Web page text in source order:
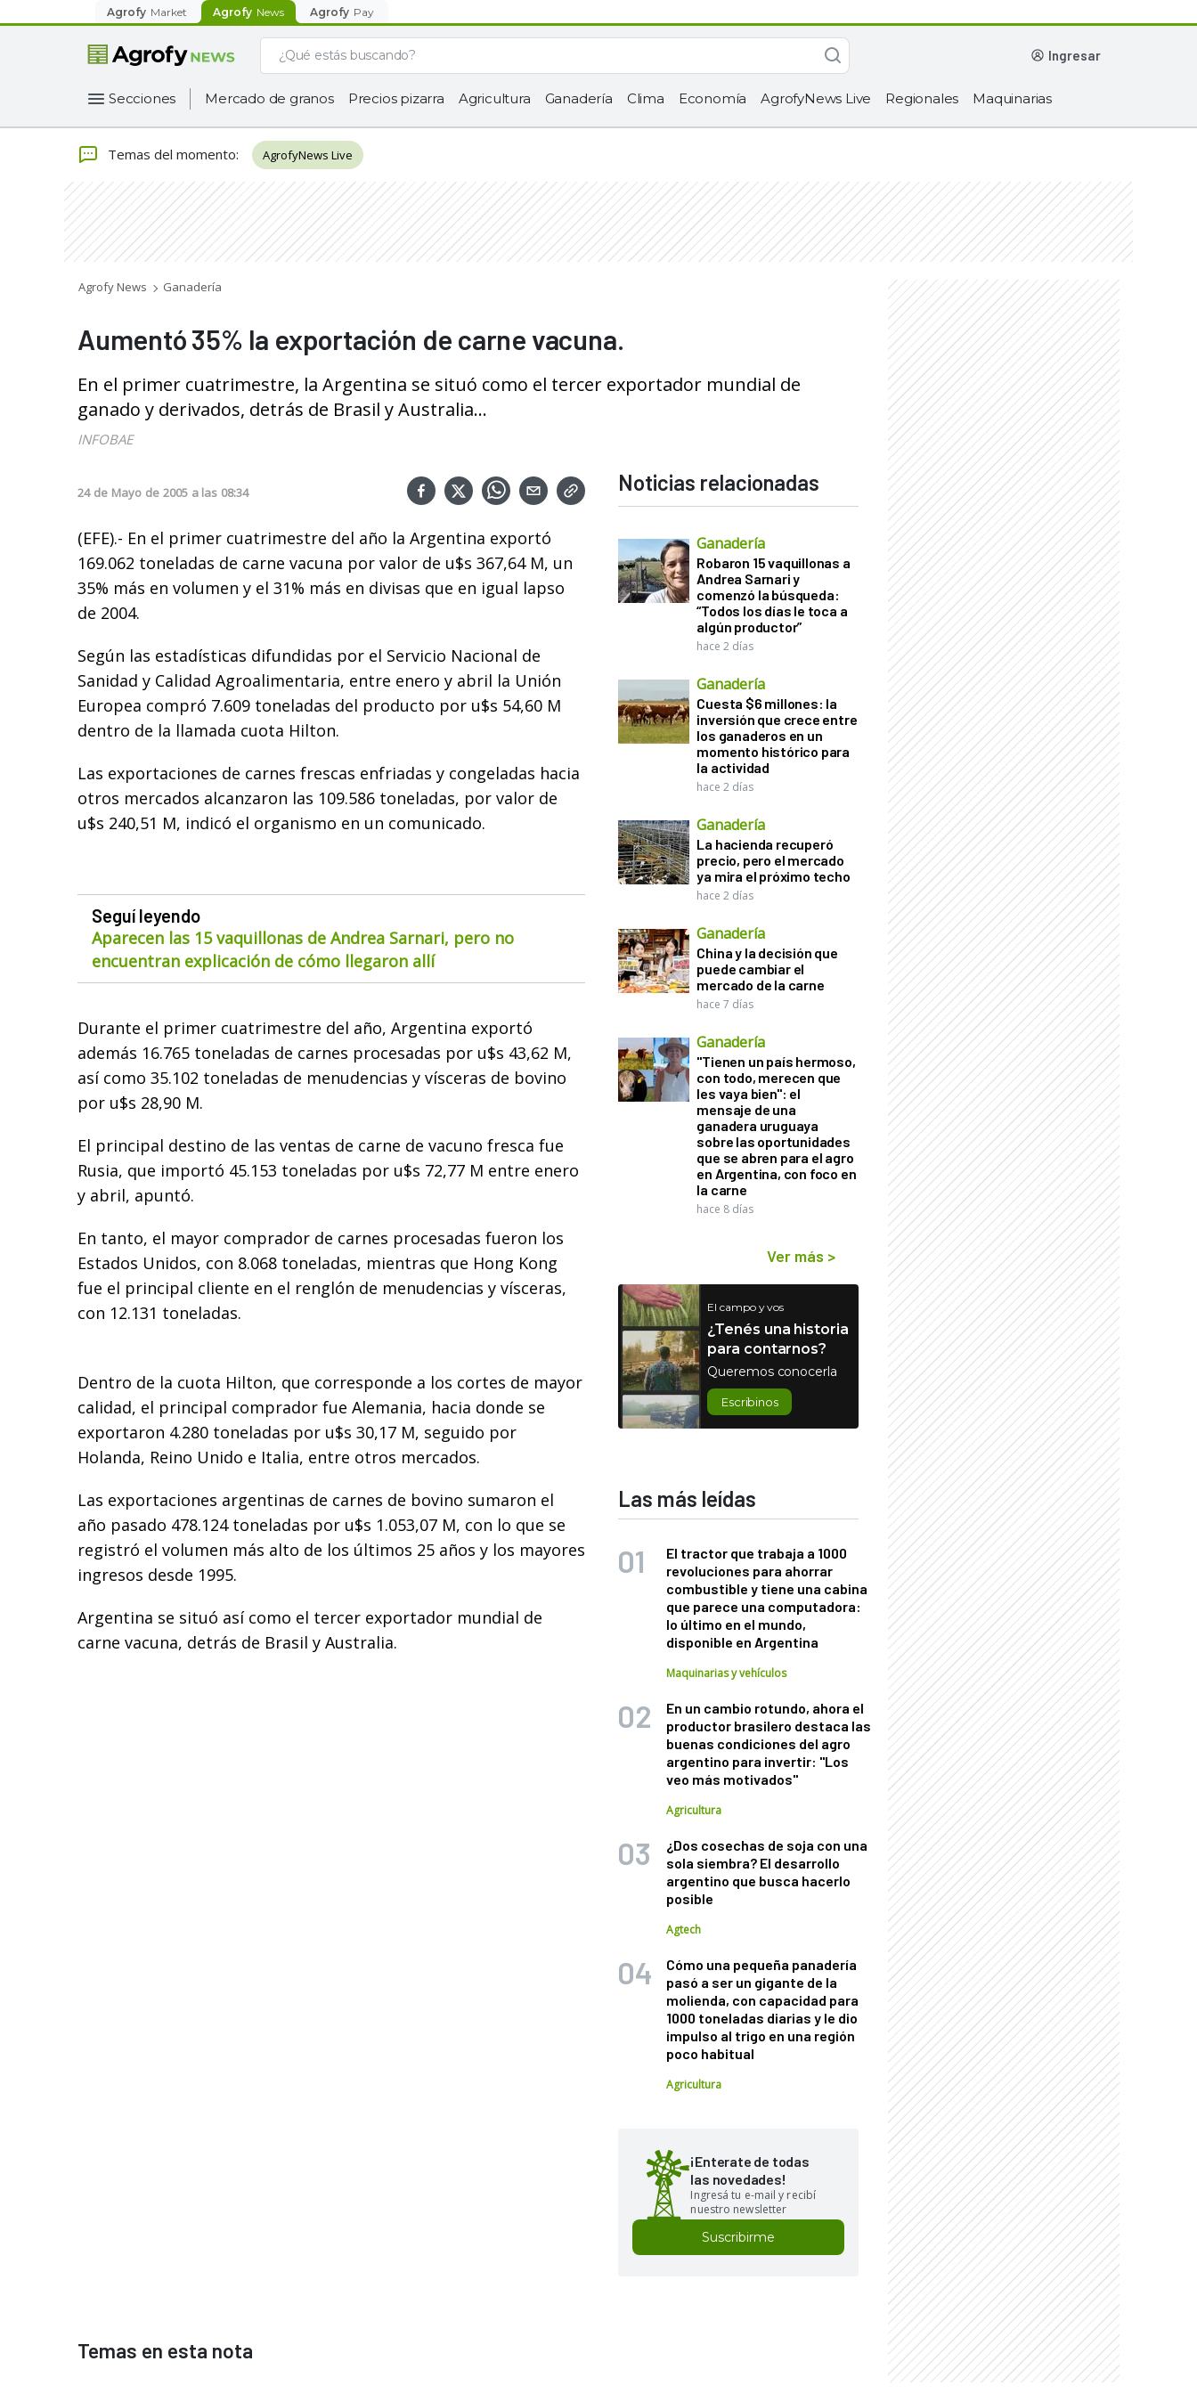
Agrofy Market Agrofy News Agrofy Pay
ingresar
Secciones Mercado de granos Precios pizarra Agricultura Ganadería Clima Economía AgrofyNews Live Regionales Maquinarias
Temas del momento: AgrofyNews Live
Agrofy News Ganadería
Aumentó 35% la exportación de carne vacuna.
En el primer cuatrimestre, la Argentina se situó como el tercer exportador mundial de
ganado y derivados, detrás de Brasil y Australia...
INFOBAE
24 de Mayo de 2005 a las 08:34
(EFE).- En el primer cuatrimestre del año la Argentina exportó
169.062 toneladas de carne vacuna por valor de u$s 367,64 M, un
35% más en volumen y el 31% más en divisas que en igual lapso
de 2004.
Según las estadísticas difundidas por el Servicio Nacional de
Sanidad y Calidad Agroalimentaria, entre enero y abril la Unión
Europea compró 7.609 toneladas del producto por u$s 54,60 M
dentro de la llamada cuota Hilton.
Las exportaciones de carnes frescas enfriadas y congeladas hacia
otros mercados alcanzaron las 109.586 toneladas, por valor de
u$s 240,51 M, indicó el organismo en un comunicado.
Seguí leyendo
Aparecen las 15 vaquillonas de Andrea Sarnari, pero no
encuentran explicación de cómo llegaron allí
Durante el primer cuatrimestre del año, Argentina exportó
además 16.765 toneladas de carnes procesadas por u$s 43,62 M,
así como 35.102 toneladas de menudencias y vísceras de bovino
por u$s 28,90 M.
El principal destino de las ventas de carne de vacuno fresca fue
Rusia, que importó 45.153 toneladas por u$s 72,77 M entre enero
y abril, apuntó.
En tanto, el mayor comprador de carnes procesadas fueron los
Estados Unidos, con 8.068 toneladas, mientras que Hong Kong
fue el principal cliente en el renglón de menudencias y vísceras,
con 12.131 toneladas.
Dentro de la cuota Hilton, que corresponde a los cortes de mayor
calidad, el principal comprador fue Alemania, hacia donde se
exportaron 4.280 toneladas por u$s 30,17 M, seguido por
Holanda, Reino Unido e Italia, entre otros mercados.
Las exportaciones argentinas de carnes de bovino sumaron el
año pasado 478.124 toneladas por u$s 1.053,07 M, con lo que se
registró el volumen más alto de los últimos 25 años y los mayores
ingresos desde 1995.
Argentina se situó así como el tercer exportador mundial de
carne vacuna, detrás de Brasil y Australia.
Noticias relacionadas
Ganadería
Robaron 15 vaquillonas a
Andrea Sarnari y
comenzó la búsqueda:
“Todos los días le toca a
algún productor”
hace 2 días
Ganadería
Cuesta $6 millones: la
inversión que crece entre
los ganaderos en un
momento histórico para
la actividad
hace 2 días
Ganadería
La hacienda recuperó
precio, pero el mercado
ya mira el próximo techo
hace 2 días
Ganadería
China y la decisión que
puede cambiar el
mercado de la carne
hace 7 días
Ganadería
"Tienen un país hermoso,
con todo, merecen que
les vaya bien": el
mensaje de una
ganadera uruguaya
sobre las oportunidades
que se abren para el agro
en Argentina, con foco en
la carne
hace 8 días
Ver más >
El campo y vos
¿Tenés una historia
para contarnos?
Queremos conocerla
Escribinos
Las más leídas
El tractor que trabaja a 1000
revoluciones para ahorrar
combustible y tiene una cabina
que parece una computadora:
lo último en el mundo,
disponible en Argentina
Maquinarias y vehículos
En un cambio rotundo, ahora el
productor brasilero destaca las
buenas condiciones del agro
argentino para invertir: "Los
veo más motivados"
Agricultura
¿Dos cosechas de soja con una
sola siembra? El desarrollo
argentino que busca hacerlo
posible
Agtech
Cómo una pequeña panadería
pasó a ser un gigante de la
molienda, con capacidad para
1000 toneladas diarias y le dio
impulso al trigo en una región
poco habitual
Agricultura
¡Enterate de todas
las novedades!
Ingresá tu e-mail y recibí
nuestro newsletter
Suscribirme
Temas en esta nota